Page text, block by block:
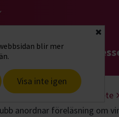
blir mer
Visa inte igen
Stäng
startsidaHitta
Hund & husdjur
Nosarbete
anordnar föreläsning om